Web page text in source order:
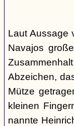
Laut Aussage
Navajos
Abzeichen,
Mütze
kleinen
nannte